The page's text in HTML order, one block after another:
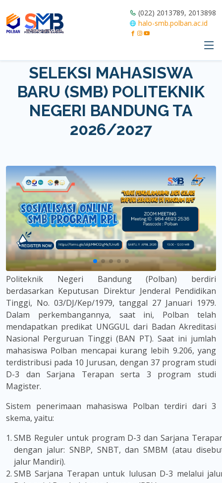
(022) 2013789, 2013898
halo-smb.polban.ac.id
SELEKSI MAHASISWA
BARU (SMB) POLITEKNIK
NEGERI BANDUNG TA
2026/2027
Politeknik Negeri Bandung (Polban) berdiri
berdasarkan Keputusan Direktur Jenderal Pendidikan
Tinggi, No. 03/DJ/Kep/1979, tanggal 27 Januari 1979.
Dalam perkembangannya, saat ini, Polban telah
mendapatkan predikat UNGGUL dari Badan Akreditasi
Nasional Perguruan Tinggi (BAN PT). Saat ini jumlah
mahasiswa Polban mencapai kurang lebih 9.206, yang
terdistribusi pada 10 Jurusan, dengan 37 program studi
D-3 dan Sarjana Terapan serta 3 program studi
Magister.
Sistem penerimaan mahasiswa Polban terdiri dari 3
skema, yaitu:
SMB Reguler untuk program D-3 dan Sarjana
dengan jalur: SNBP, SNBT, dan SMBM (atau
jalur Mandiri).
SMB Sarjana Terapan untuk lulusan D-3 melalui